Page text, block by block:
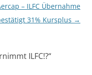
– ILFC Übernahme
31% Kursplus →
ILFC!?“